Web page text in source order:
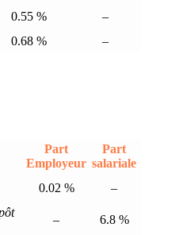
0.55 %
–
0.68 % –
Part
Employeur
Part
salariale
0.02 %
–
–
6.8 %